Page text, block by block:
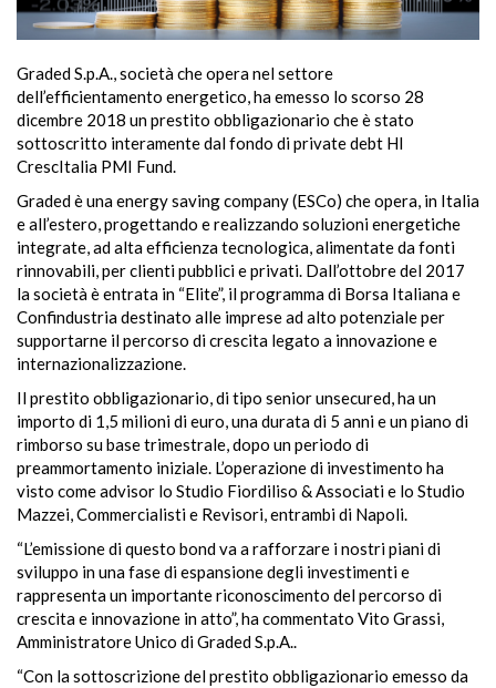
Graded S.p.A., società che opera nel settore
dell’efficientamento energetico, ha emesso lo scorso 28
dicembre 2018 un prestito obbligazionario che è stato
sottoscritto interamente dal fondo di private debt HI
CrescItalia PMI Fund.
Graded è una energy saving company (ESCo) che opera, in Italia
e all’estero, progettando e realizzando soluzioni energetiche
integrate, ad alta efficienza tecnologica, alimentate da fonti
rinnovabili, per clienti pubblici e privati. Dall’ottobre del 2017
la società è entrata in “Elite”, il programma di Borsa Italiana e
Confindustria destinato alle imprese ad alto potenziale per
supportarne il percorso di crescita legato a innovazione e
internazionalizzazione.
Il prestito obbligazionario, di tipo senior unsecured, ha un
importo di 1,5 milioni di euro, una durata di 5 anni e un piano di
rimborso su base trimestrale, dopo un periodo di
preammortamento iniziale. L’operazione di investimento ha
visto come advisor lo Studio Fiordiliso & Associati e lo Studio
Mazzei, Commercialisti e Revisori, entrambi di Napoli.
“L’emissione di questo bond va a rafforzare i nostri piani di
sviluppo in una fase di espansione degli investimenti e
rappresenta un importante riconoscimento del percorso di
crescita e innovazione in atto”, ha commentato Vito Grassi,
Amministratore Unico di Graded S.p.A..
“Con la sottoscrizione del prestito obbligazionario emesso da